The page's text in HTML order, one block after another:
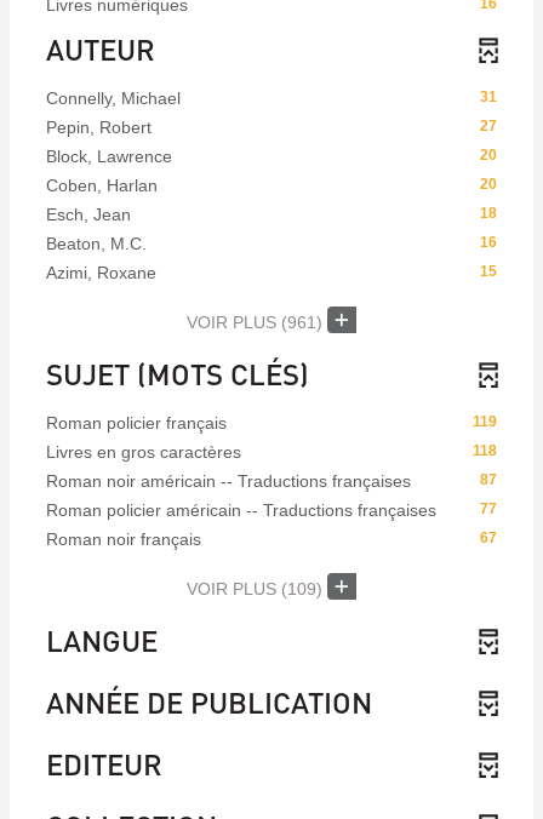
16
Livres numériques
AUTEUR
31
Connelly, Michael
27
Pepin, Robert
20
Block, Lawrence
20
Coben, Harlan
18
Esch, Jean
16
Beaton, M.C.
15
Azimi, Roxane
VOIR PLUS (961)
SUJET (MOTS CLÉS)
119
Roman policier français
118
Livres en gros caractères
87
Roman noir américain -- Traductions françaises
77
Roman policier américain -- Traductions françaises
67
Roman noir français
VOIR PLUS (109)
LANGUE
ANNÉE DE PUBLICATION
EDITEUR